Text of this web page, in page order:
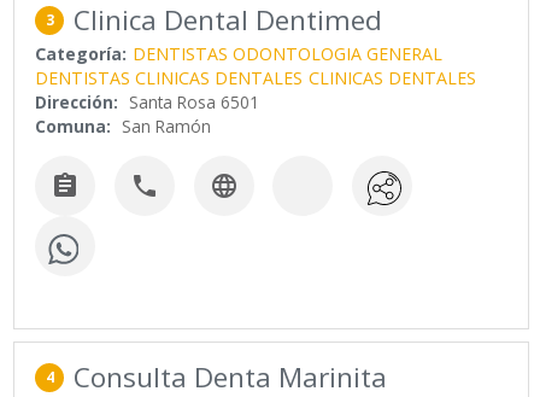
3 Clinica Dental Dentimed
Categoría: DENTISTAS ODONTOLOGIA GENERAL
DENTISTAS CLINICAS DENTALES CLINICAS DENTALES
Dirección: Santa Rosa 6501
Comuna: San Ramón
  
4 Consulta Denta Marinita